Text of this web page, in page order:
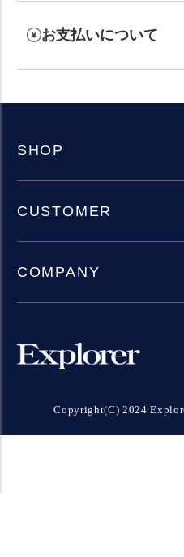
お支払いについて
SHOP
CUSTOMER
COMPANY
Copyright(C) 2024